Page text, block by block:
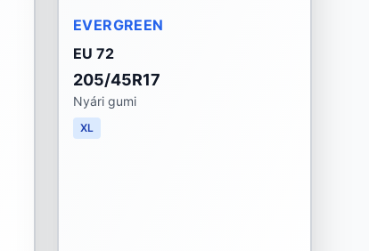
EVERGREEN
EU 72
205/45R17
Nyári gumi
XL